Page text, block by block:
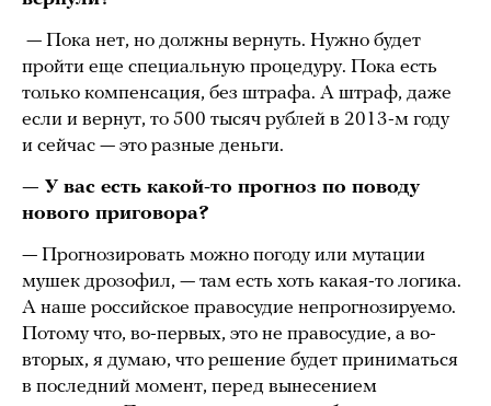
— Пока нет, но должны вернуть. Нужно будет
пройти еще специальную процедуру. Пока есть
только компенсация, без штрафа. А штраф, даже
если и вернут, то 500 тысяч рублей в 2013-м году
и сейчас — это разные деньги.
— У вас есть какой-то прогноз по поводу
нового приговора?
— Прогнозировать можно погоду или мутации
мушек дрозофил, — там есть хоть какая-то логика.
А наше российское правосудие непрогнозируемо.
Потому что, во-первых, это не правосудие, а во-
вторых, я думаю, что решение будет приниматься
в последний момент, перед вынесением